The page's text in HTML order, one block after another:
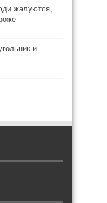
жалуются,
и